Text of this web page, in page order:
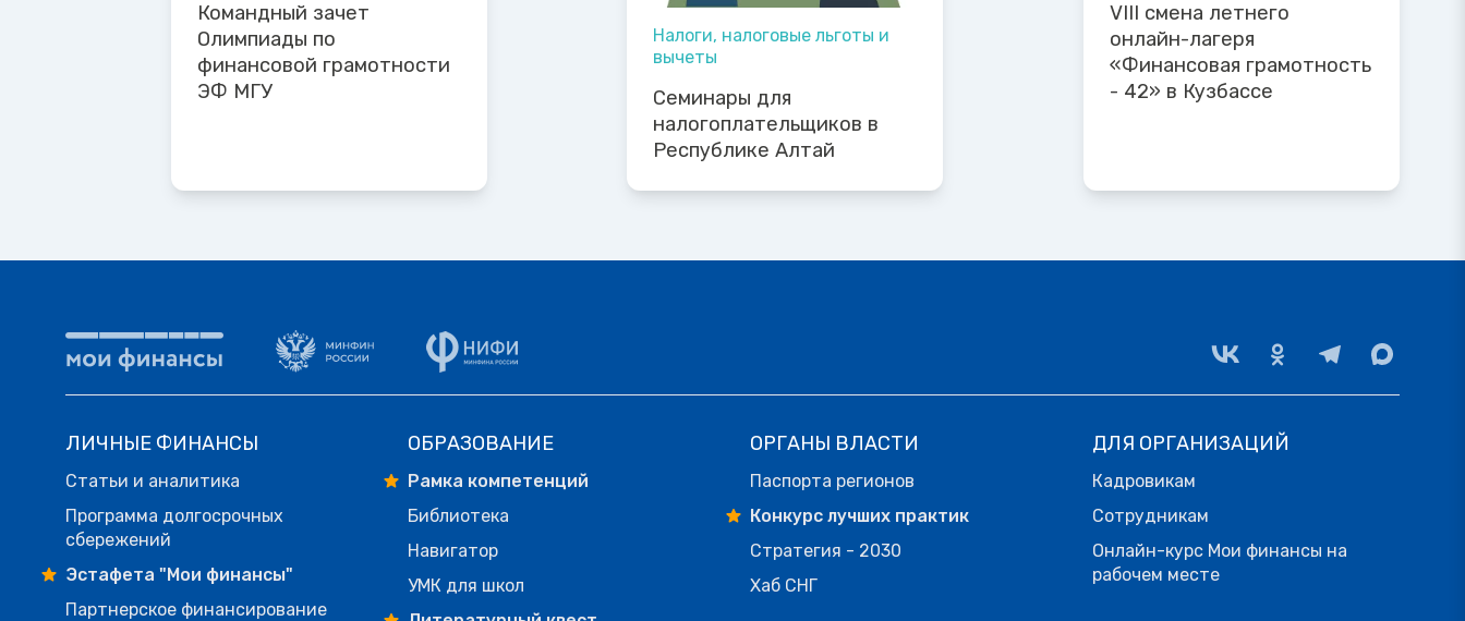
Командный зачет
Олимпиады по
финансовой грамотности
ЭФ МГУ
Налоги, налоговые льготы и
вычеты
Семинары для
налогоплательщиков в
Республике Алтай
VIII смена летнего
онлайн-лагеря
«Финансовая грамотность
- 42» в Кузбассе
ЛИЧНЫЕ ФИНАНСЫ
Статьи и аналитика
Программа долгосрочных
сбережений
Эстафета "Мои финансы"
Партнерское финансирование
ОБРАЗОВАНИЕ
Рамка компетенций
Библиотека
Навигатор
УМК для школ
ОРГАНЫ ВЛАСТИ
Паспорта регионов
Конкурс лучших практик
Стратегия - 2030
Хаб СНГ
ДЛЯ ОРГАНИЗАЦИЙ
Кадровикам
Сотрудникам
Онлайн-курс Мои финансы на
рабочем месте